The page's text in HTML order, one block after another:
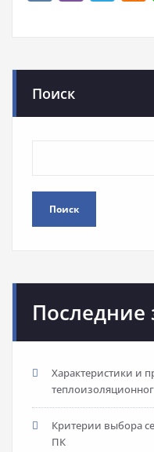
Поиск
Поиск
Последние
Характеристики и
Критерии выбора
ПК